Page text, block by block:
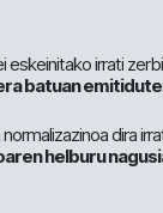
eskeinitako irrati
batuan
dira
helburu